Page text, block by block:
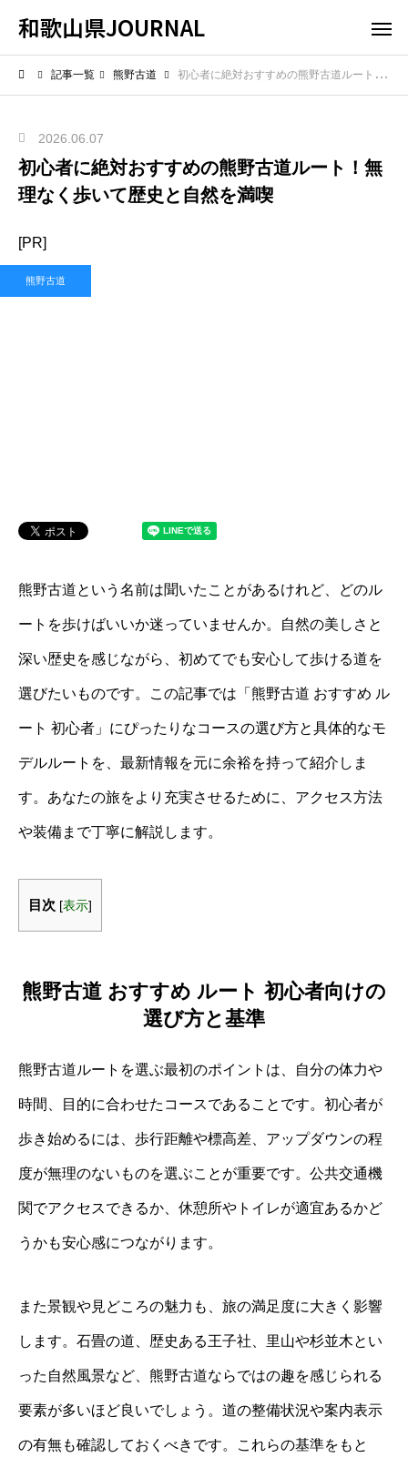
和歌山県JOURNAL
記事一覧 熊野古道 初心者に絶対おすすめの熊野古道ルート！無理なく歩いて歴史と自然を満喫
2026.06.07
初心者に絶対おすすめの熊野古道ルート！無
理なく歩いて歴史と自然を満喫
[PR]
熊野古道
熊野古道という名前は聞いたことがあるけれど、どのル
ートを歩けばいいか迷っていませんか。自然の美しさと
深い歴史を感じながら、初めてでも安心して歩ける道を
選びたいものです。この記事では「熊野古道 おすすめ ル
ート 初心者」にぴったりなコースの選び方と具体的なモ
デルルートを、最新情報を元に余裕を持って紹介しま
す。あなたの旅をより充実させるために、アクセス方法
や装備まで丁寧に解説します。
目次 [表示]
熊野古道 おすすめ ルート 初心者向けの
選び方と基準
熊野古道ルートを選ぶ最初のポイントは、自分の体力や
時間、目的に合わせたコースであることです。初心者が
歩き始めるには、歩行距離や標高差、アップダウンの程
度が無理のないものを選ぶことが重要です。公共交通機
関でアクセスできるか、休憩所やトイレが適宜あるかど
うかも安心感につながります。
また景観や見どころの魅力も、旅の満足度に大きく影響
します。石畳の道、歴史ある王子社、里山や杉並木とい
った自然風景など、熊野古道ならではの趣を感じられる
要素が多いほど良いでしょう。道の整備状況や案内表示
の有無も確認しておくべきです。これらの基準をもと